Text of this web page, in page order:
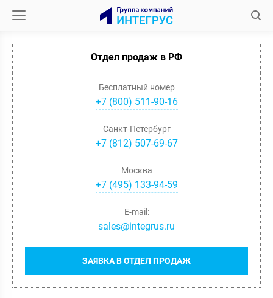
Отдел продаж в РФ
Бесплатный номер
+7 (800) 511-90-16
Санкт-Петербург
+7(812) 507-69-67
Москва
+7(495) 133-94-59
ЗАЯВКА В ОТДЕЛ ПРОДАЖ
E-mail:
sales@integrus.ru